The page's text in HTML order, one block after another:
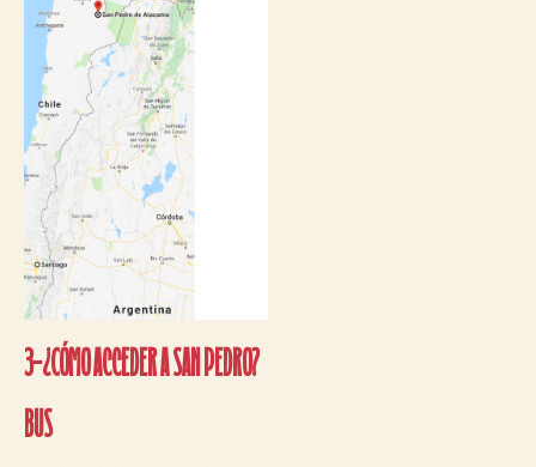
3-¿Cómo acceder a San Pedro?
BUS